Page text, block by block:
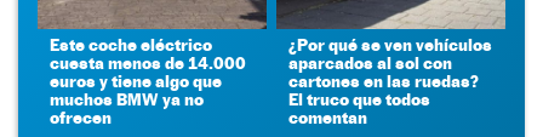
Este coche eléctrico
cuesta menos de 14.000
euros y tiene algo que
muchos BMW ya no
ofrecen
¿Por qué se ven vehículos
aparcados al sol con
cartones en las ruedas?
El truco que todos
comentan